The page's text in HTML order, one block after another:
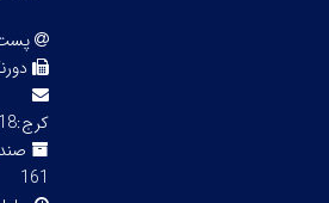
پست
کرج:3365166518
161